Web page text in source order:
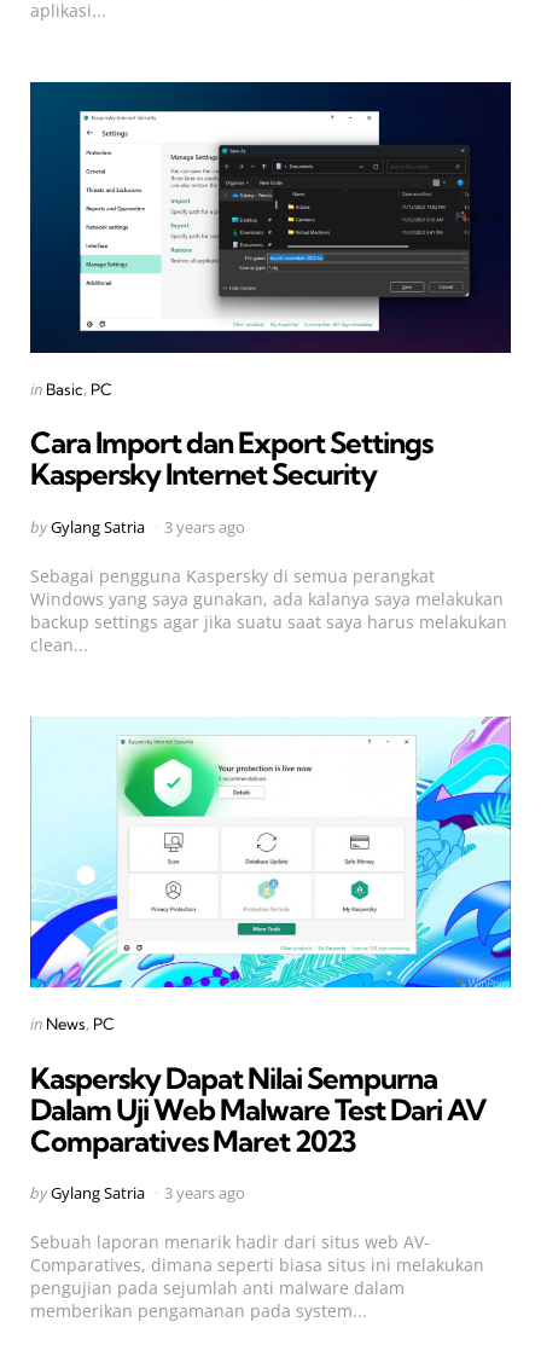
aplikasi...
Categories
Posted
in Basic PC
Cara Import dan Export Settings
Kaspersky Internet Security
Posted
byGylang Satria 3 years ago
Sebagai pengguna Kaspersky di semua perangkat
Windows yang saya gunakan, ada kalanya saya melakukan
backup settings agar jika suatu saat saya harus melakukan
clean...
Categories
Posted
in News PC
Kaspersky Dapat Nilai Sempurna
Dalam Uji Web Malware Test Dari AV
Comparatives Maret 2023
Posted
byGylang Satria 3 years ago
Sebuah laporan menarik hadir dari situs web AV-
Comparatives, dimana seperti biasa situs ini melakukan
pengujian pada sejumlah anti malware dalam
memberikan pengamanan pada system...